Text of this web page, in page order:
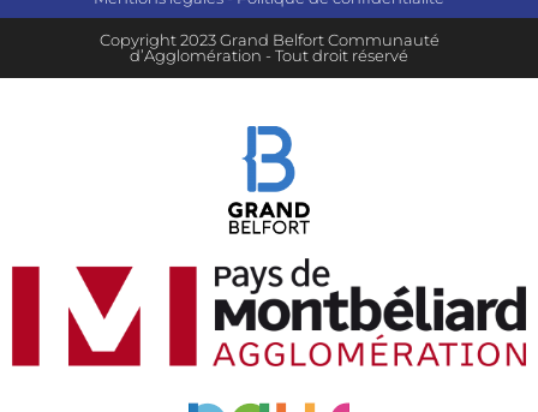
Copyright 2023 Grand Belfort Communauté
d’Agglomération - Tout droit réservé